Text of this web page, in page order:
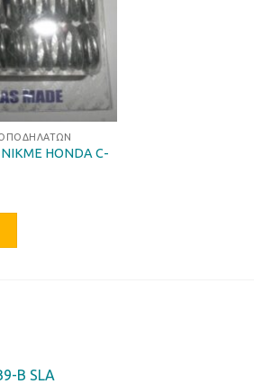
HONDA C-
B SLA